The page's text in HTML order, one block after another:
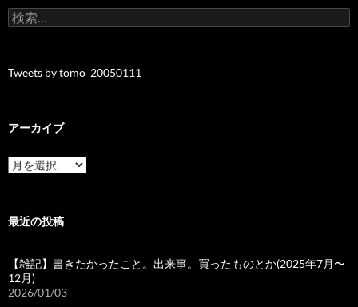
検
索:
Tweets by tomo_20050111
アーカイブ
ア
ー
ブ
最近の投稿
【雑記】書きたかったこと。出来事。買ったものとか(2025年7月〜
12月)
2026/01/03